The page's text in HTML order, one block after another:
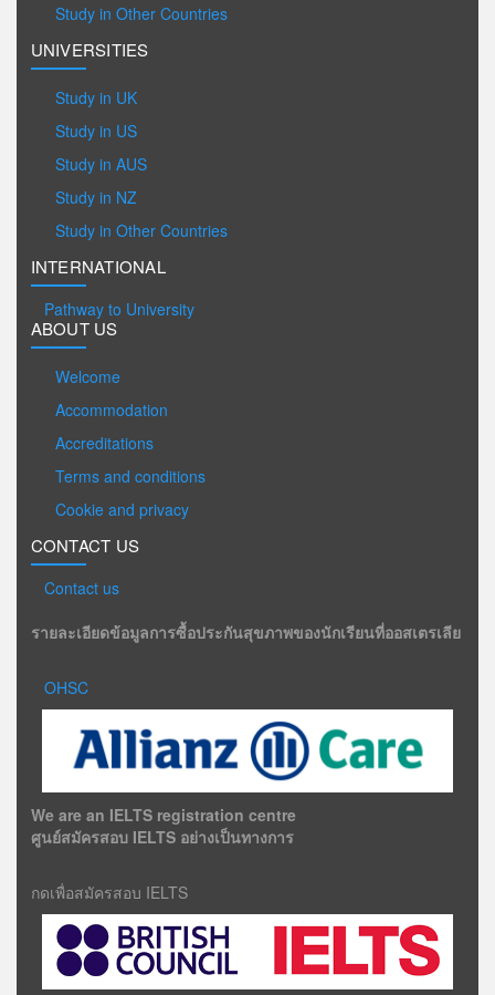
Study in Other Countries
UNIVERSITIES
Study in UK
Study in US
Study in AUS
Study in NZ
Study in Other Countries
INTERNATIONAL
Pathway to University
ABOUT US
Welcome
Accommodation
Accreditations
Terms and conditions
Cookie and privacy
CONTACT US
Contact us
รายละเอียดข้อมูลการซื้อประกันสุขภาพของนักเรียนที่ออสเตรเลีย
OHSC
We are an IELTS registration centre
ศูนย์สมัครสอบ IELTS อย่างเป็นทางการ
กดเพื่อสมัครสอบ IELTS